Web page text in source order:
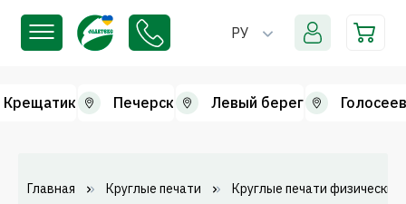
РУ
Крещатик Печерск Левый берег
Главная Круглые печати Круглые печати физических